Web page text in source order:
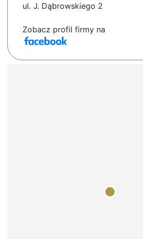
ul. J. Dąbrowskiego 2
Zobacz profil firmy na